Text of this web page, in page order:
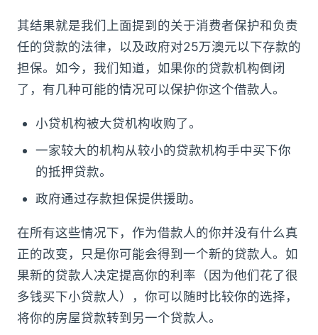
其结果就是我们上面提到的关于消费者保护和负责
任的贷款的法律，以及政府对25万澳元以下存款的
担保。如今，我们知道，如果你的贷款机构倒闭
了，有几种可能的情况可以保护你这个借款人。
小贷机构被大贷机构收购了。
一家较大的机构从较小的贷款机构手中买下你
的抵押贷款。
政府通过存款担保提供援助。
在所有这些情况下，作为借款人的你并没有什么真
正的改变，只是你可能会得到一个新的贷款人。如
果新的贷款人决定提高你的利率（因为他们花了很
多钱买下小贷款人），你可以随时比较你的选择，
将你的房屋贷款转到另一个贷款人。